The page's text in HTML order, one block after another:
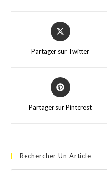
Partager sur Twitter
Partager sur Pinterest
Rechercher Un Article